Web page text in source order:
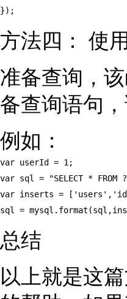
});
方法四： 使
准备查询，
备查询语句
例如：
var userId = 1;
var sql = "SELECT * FROM
var inserts =
sql =
总结
以上就是这